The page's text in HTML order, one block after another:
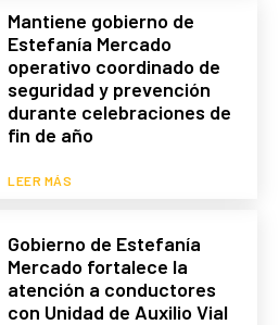
Mantiene gobierno de
Estefanía Mercado
operativo coordinado de
seguridad y prevención
durante celebraciones de
fin de año
LEER MÁS
Gobierno de Estefanía
Mercado fortalece la
atención a conductores
con Unidad de Auxilio Vial